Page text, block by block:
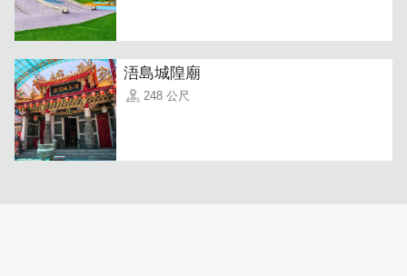
绝对是来到金门最实在的味觉记忆。
浯島城隍廟
248 公尺